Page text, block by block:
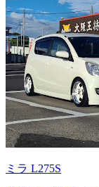
ミラ L275S